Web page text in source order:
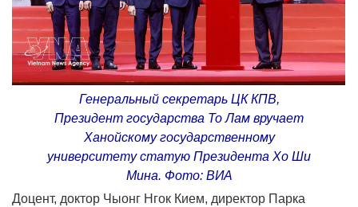
Генеральный секретарь ЦК КПВ,
Президент государства То Лам вручает
Ханойскому государственному
университету статую Президента Хо Ши
Мина. Фото: ВИА
Доцент, доктор Чыонг Нгок Кием, директор Парка